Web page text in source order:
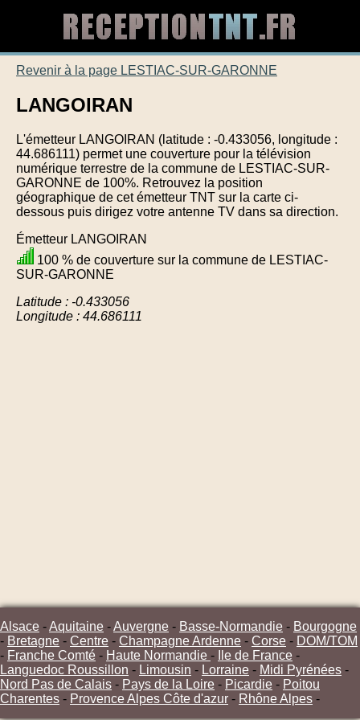
Revenir à la page LESTIAC-SUR-GARONNE
LANGOIRAN
L'émetteur LANGOIRAN (latitude : -0.433056, longitude :
44.686111) permet une couverture pour la télévision
numérique terrestre de la commune de LESTIAC-SUR-
GARONNE de 100%. Retrouvez la position
géographique de cet émetteur TNT sur la carte ci-
dessous puis dirigez votre antenne TV dans sa direction.
Émetteur LANGOIRAN
100 % de couverture sur la commune de LESTIAC-
SUR-GARONNE
Latitude : -0.433056
Longitude : 44.686111
Alsace -Aquitaine -Auvergne - Basse-Normandie - Bourgogne
- Bretagne - Centre - Champagne Ardenne - Corse - DOM/TOM
- Franche Comté - Haute Normandie - Ile de France -
Languedoc Roussillon - Limousin - Lorraine - Midi Pyrénées -
Nord Pas de Calais - Pays de la Loire - Picardie - Poitou
Charentes - Provence Alpes Côte d'azur - Rhône Alpes -